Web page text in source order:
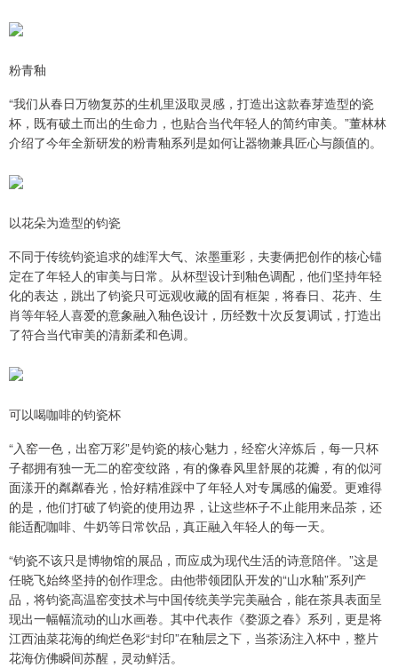
粉青釉
“我们从春日万物复苏的生机里汲取灵感，打造出这款春芽造型的瓷
杯，既有破土而出的生命力，也贴合当代年轻人的简约审美。”董林林
介绍了今年全新研发的粉青釉系列是如何让器物兼具匠心与颜值的。
以花朵为造型的钧瓷
不同于传统钧瓷追求的雄浑大气、浓墨重彩，夫妻俩把创作的核心锚
定在了年轻人的审美与日常。从杯型设计到釉色调配，他们坚持年轻
化的表达，跳出了钧瓷只可远观收藏的固有框架，将春日、花卉、生
肖等年轻人喜爱的意象融入釉色设计，历经数十次反复调试，打造出
了符合当代审美的清新柔和色调。
可以喝咖啡的钧瓷杯
“入窑一色，出窑万彩”是钧瓷的核心魅力，经窑火淬炼后，每一只杯
子都拥有独一无二的窑变纹路，有的像春风里舒展的花瓣，有的似河
面漾开的粼粼春光，恰好精准踩中了年轻人对专属感的偏爱。更难得
的是，他们打破了钧瓷的使用边界，让这些杯子不止能用来品茶，还
能适配咖啡、牛奶等日常饮品，真正融入年轻人的每一天。
“钧瓷不该只是博物馆的展品，而应成为现代生活的诗意陪伴。”这是
任晓飞始终坚持的创作理念。由他带领团队开发的“山水釉”系列产
品，将钧瓷高温窑变技术与中国传统美学完美融合，能在茶具表面呈
现出一幅幅流动的山水画卷。其中代表作《婺源之春》系列，更是将
江西油菜花海的绚烂色彩“封印”在釉层之下，当茶汤注入杯中，整片
花海仿佛瞬间苏醒，灵动鲜活。